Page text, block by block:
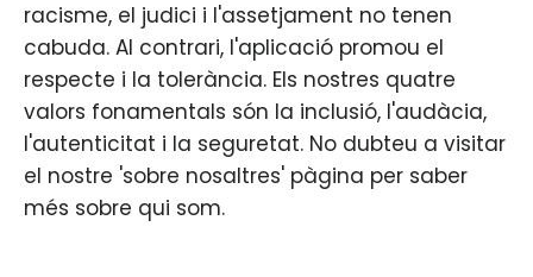
racisme, el judici i l'assetjament no tenen
cabuda. Al contrari, l'aplicació promou el
respecte i la tolerància. Els nostres quatre
valors fonamentals són la inclusió, l'audàcia,
l'autenticitat i la seguretat. No dubteu a visitar
el nostre 'sobre nosaltres' pàgina per saber
més sobre qui som.